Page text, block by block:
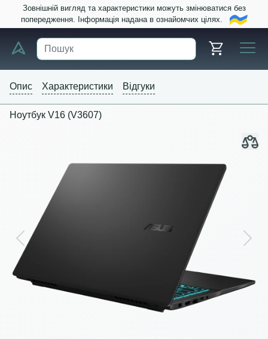
Зовнішній вигляд та характеристики можуть змінюватися без
попередження. Інформація надана в ознайомчих цілях.
Опис Характеристики Відгуки
Ноутбук V16 (V3607)
Previous Next